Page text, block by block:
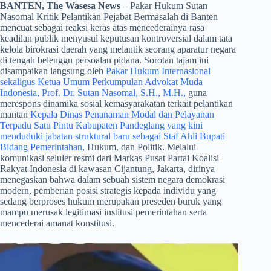
BANTEN, The Wasesa News – Pakar Hukum Sutan
Nasomal Kritik Pelantikan Pejabat Bermasalah di Banten
mencuat sebagai reaksi keras atas mencederainya rasa
keadilan publik menyusul keputusan kontroversial dalam tata
kelola birokrasi daerah yang melantik seorang aparatur negara
di tengah belenggu persoalan pidana. Sorotan tajam ini
disampaikan langsung oleh Pakar Hukum Internasional
sekaligus Ketua Umum Perkumpulan Advokat Muda
Indonesia, Prof. Dr. Sutan Nasomal, S.H., M.H., guna
merespons dinamika sosial kemasyarakatan terkait pelantikan
mantan Kepala Dinas Penanaman Modal dan Pelayanan
Terpadu Satu Pintu Kabupaten Pandeglang yang kini
menduduki jabatan struktural baru sebagai Staf Ahli Bupati
Bidang Pemerintahan, Hukum, dan Politik. Melalui
komunikasi seluler resmi dari Markas Pusat Partai Koalisi
Rakyat Indonesia di kawasan Cijantung, Jakarta, dirinya
menegaskan bahwa dalam sebuah sistem negara demokrasi
modern, pemberian posisi strategis kepada individu yang
sedang berproses hukum merupakan preseden buruk yang
mampu merusak legitimasi institusi pemerintahan serta
mencederai amanat konstitusi.